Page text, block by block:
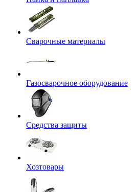
Сварочные материалы
Газосварочное оборудование
Средства защиты
Хозтовары